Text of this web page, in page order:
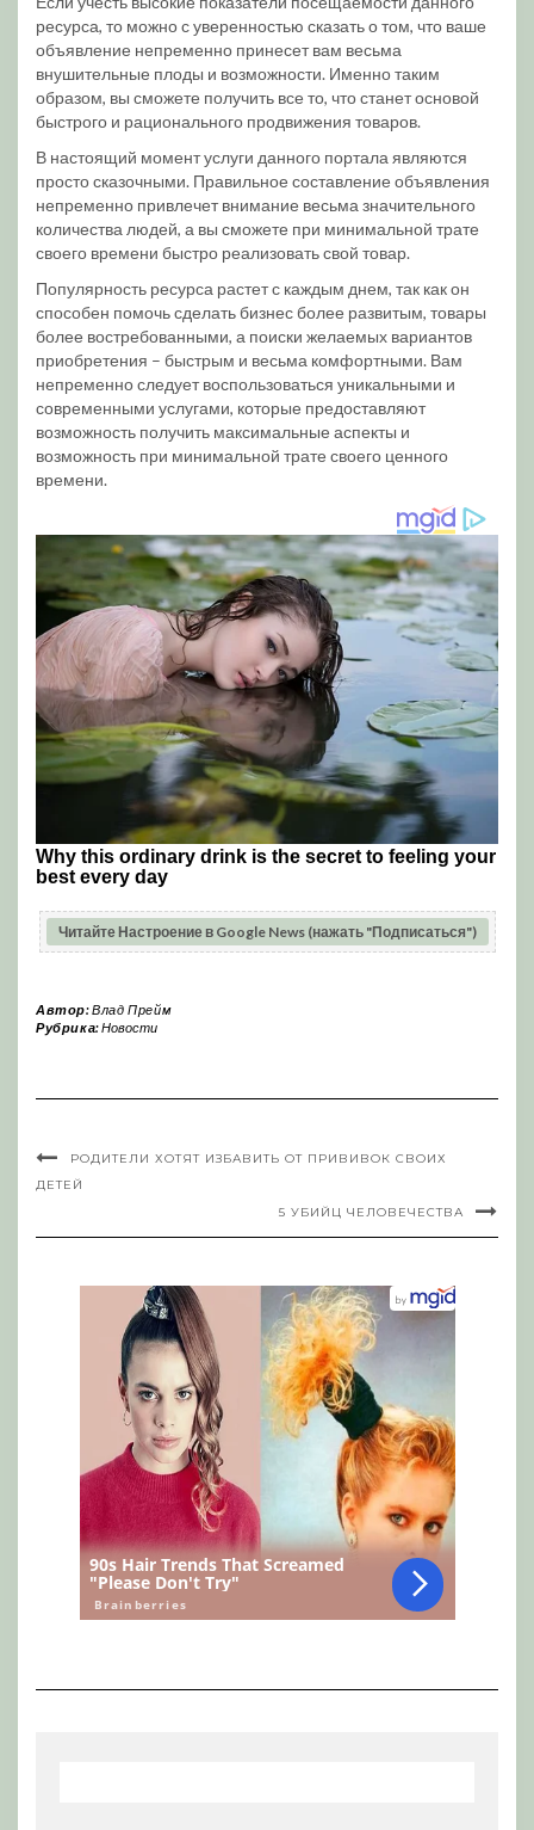
ресурса, то можно с уверенностью сказать о том, что ваше
объявление непременно принесет вам весьма
внушительные плоды и возможности. Именно таким
образом, вы сможете получить все то, что станет основой
быстрого и рационального продвижения товаров.
В настоящий момент услуги данного портала являются
просто сказочными. Правильное составление объявления
непременно привлечет внимание весьма значительного
количества людей, а вы сможете при минимальной трате
своего времени быстро реализовать свой товар.
Популярность ресурса растет с каждым днем, так как он
способен помочь сделать бизнес более развитым, товары
более востребованными, а поиски желаемых вариантов
приобретения – быстрым и весьма комфортными. Вам
непременно следует воспользоваться уникальными и
современными услугами, которые предоставляют
возможность получить максимальные аспекты и
возможность при минимальной трате своего ценного
времени.
Читайте Настроение в Google News (нажать "Подписаться")
Автор:Влад Прейм
Рубрика:Новости
РОДИТЕЛИ ХОТЯТ ИЗБАВИТЬ ОТ ПРИВИВОК СВОИХ
ДЕТЕЙ
5 УБИЙЦ ЧЕЛОВЕЧЕСТВА